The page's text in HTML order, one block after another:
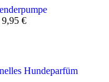
9,95 €